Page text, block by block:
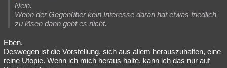
Nein.
Wenn der Gegenüber kein Interesse daran hat etwas friedlich
zu lösen dann geht es nicht.
Eben.
Deswegen ist die Vorstellung, sich aus allem herauszuhalten, eine
reine Utopie. Wenn ich mich heraus halte, kann ich das nur auf